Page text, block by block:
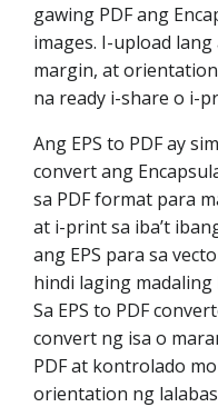
gawing PDF ang
images. I-upload lang
margin, at
na ready i-share o i-
Ang EPS to PDF ay
convert ang
sa PDF format para
at i-print sa iba’t
ang EPS para sa
hindi laging
Sa EPS to PDF
convert ng isa o
PDF at kontrolado
orientation ng